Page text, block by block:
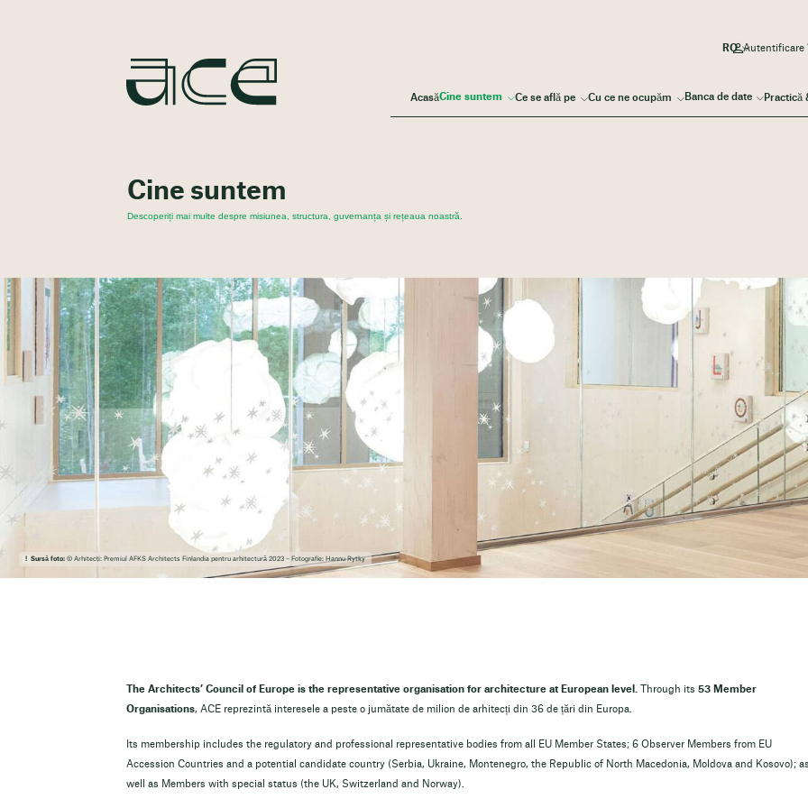
AcasăCine suntem Ce se află pe Cu ce ne ocupăm Banca de date Practică
Autentificare
Cine suntem
Descoperiți mai multe despre misiunea, structura, guvernanța și rețeaua noastră.
Sursă foto:© Arhitecți: Premiul AFKS Architects Finlandia pentru arhitectură 2023 – Fotografie: Hannu Rytky
The Architects’ Council of Europe is the representative organisation for architecture at European level. Through its 53 Member
Organisations, ACE reprezintă interesele a peste o jumătate de milion de arhitecți din 36 de țări din Europa.
Its membership includes the regulatory and professional representative bodies from all EU Member States; 6 Observer Members from EU
Accession Countries and a potential candidate country (Serbia, Ukraine, Montenegro, the Republic of North Macedonia, Moldova and Kosovo);
well as Members with special status (the UK, Switzerland and Norway).